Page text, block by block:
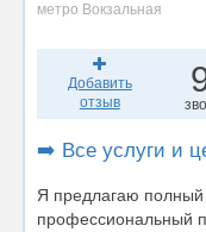
метро Вокзальная
Добавить
отзыв
➡️ Все услуги и
Я предлагаю полный
профессиональный